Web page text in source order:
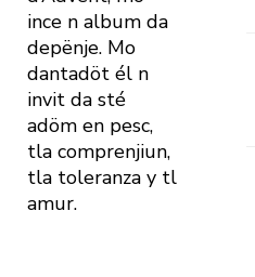
ince n album da
depënje. Mo
dantadöt él n
invit da sté
adöm en pesc,
tla comprenjiun,
tla toleranza y tl
amur.